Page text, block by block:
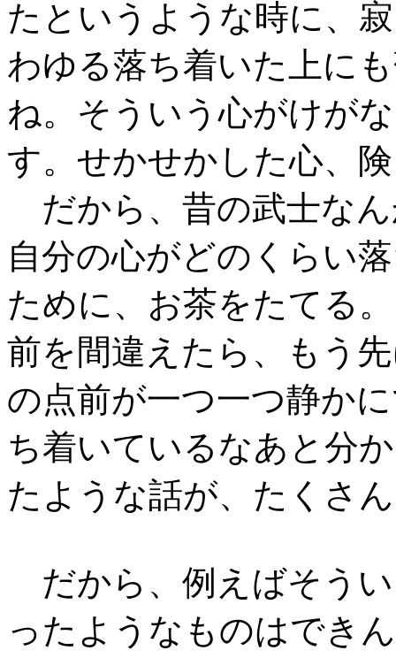
たというような時に、
わゆる落ち着いた上に
ね。そういう心がけが
す。せかせかした心、
だから、昔の武士な
自分の心がどのくらい
ために、お茶をたてる
前を間違えたら、もう
の点前が一つ一つ静か
ち着いているなあと分
たような話が、たくさ
だから、例えばそう
ったようなものはでき